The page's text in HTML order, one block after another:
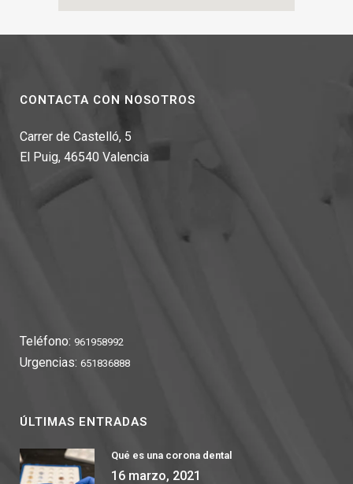
CONTACTA CON NOSOTROS
Carrer de Castelló, 5
El Puig, 46540 Valencia
Teléfono: 961958992
Urgencias: 651836888
ÚLTIMAS ENTRADAS
Qué es una corona dental
16 marzo, 2021